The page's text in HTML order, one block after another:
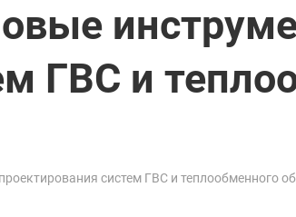
ГВС и
систем ГВС и теплообменного